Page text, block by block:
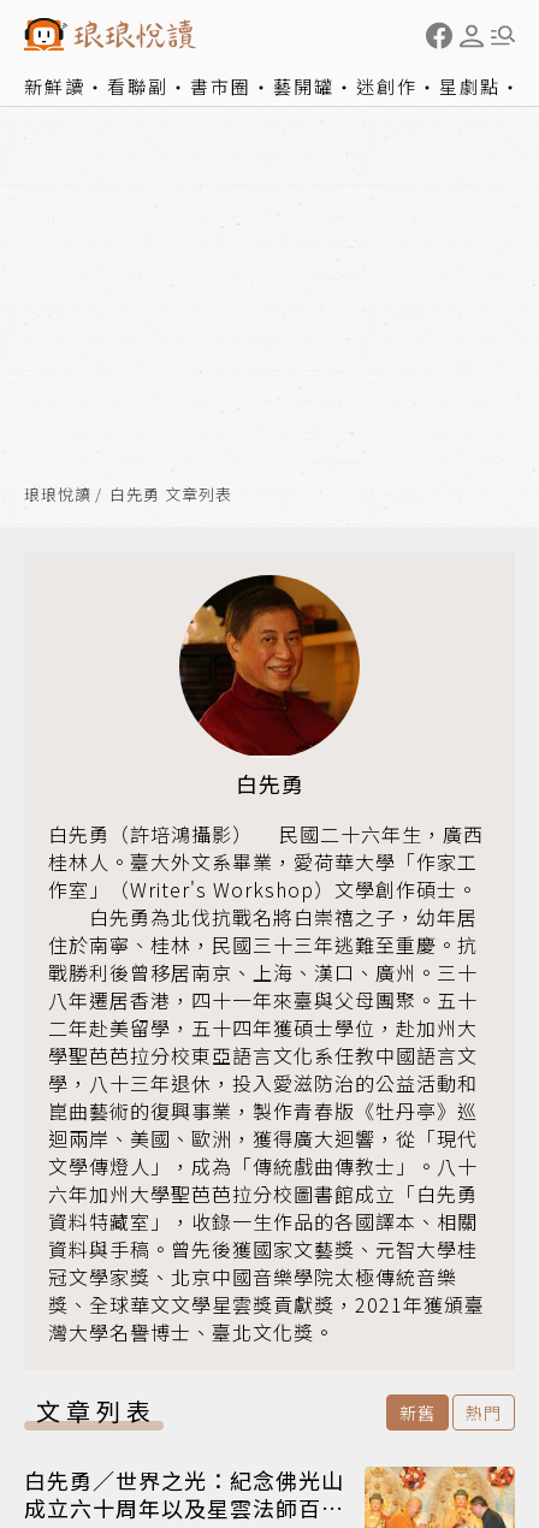
新鮮讀 看聯副 書市圈 藝開罐 迷創作 星劇點
琅琅悅讀 白先勇 文章列表
白先勇
白先勇（許培鴻攝影） 民國二十六年生，廣西
桂林人。臺大外文系畢業，愛荷華大學「作家工
作室」（Writer's Workshop）文學創作碩士。
白先勇為北伐抗戰名將白崇禧之子，幼年居
住於南寧、桂林，民國三十三年逃難至重慶。抗
戰勝利後曾移居南京、上海、漢口、廣州。三十
八年遷居香港，四十一年來臺與父母團聚。五十
二年赴美留學，五十四年獲碩士學位，赴加州大
學聖芭芭拉分校東亞語言文化系任教中國語言文
學，八十三年退休，投入愛滋防治的公益活動和
崑曲藝術的復興事業，製作青春版《牡丹亭》巡
迴兩岸、美國、歐洲，獲得廣大迴響，從「現代
文學傳燈人」，成為「傳統戲曲傳教士」。八十
六年加州大學聖芭芭拉分校圖書館成立「白先勇
資料特藏室」，收錄一生作品的各國譯本、相關
資料與手稿。曾先後獲國家文藝獎、元智大學桂
冠文學家獎、北京中國音樂學院太極傳統音樂
獎、全球華文文學星雲獎貢獻獎，2021年獲頒臺
灣大學名譽博士、臺北文化獎。
文章列表 新舊 熱門
白先勇／世界之光：紀念佛光山
成立六十周年以及星雲法師百歲